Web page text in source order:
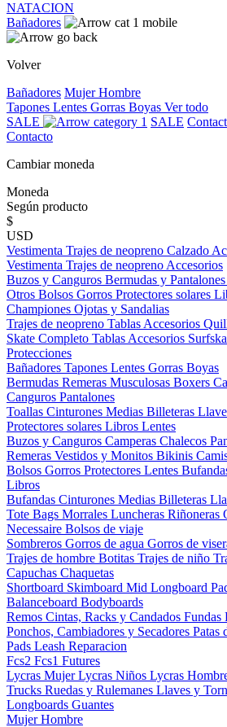
NATACION
Bañadores
Volver
Bañadores MujerHombre
Tapones Lentes Gorras Boyas Ver todo
SALE
SALE
Contacto
Cambiar moneda
Moneda
Según producto
$
USD
Vestimenta Trajes de neopreno Calzado
Vestimenta Trajes de neopreno Accesorios
Buzos y Canguros Bermudas y Pantalones
Otros Bolsos Gorros Protectores solares
Championes Ojotas y Sandalias
Trajes de neopreno Tablas Accesorios
Skate Completo Tablas Accesorios
Protecciones
Bañadores Tapones Lentes Gorras Boyas
Bermudas Remeras Musculosas Boxers
Canguros Pantalones
Toallas Cinturones Medias Billeteras
Protectores solares Libros Lentes
Buzos y Canguros Camperas Chalecos
Remeras Vestidos y Monitos Bikinis
Bolsos Gorros Protectores Lentes
Libros
Bufandas Cinturones Medias Billeteras
Tote Bags Morrales Luncheras Riñoneras
Necessaire Bolsos de viaje
Sombreros Gorros de agua Gorros de
Trajes de hombre Botitas Trajes de niño
Capuchas Chaquetas
Shortboard Skimboard Mid Longboard
Balanceboard Bodyboards
Remos Cintas, Racks y Candados Fundas
Ponchos, Cambiadores y Secadores Patas
Pads Leash Reparacion
Fcs2 Fcs1 Futures
Lycras MujerLycras Niños Lycras
Trucks Ruedas y Rulemanes Llaves y
Longboards Guantes
MujerHombre